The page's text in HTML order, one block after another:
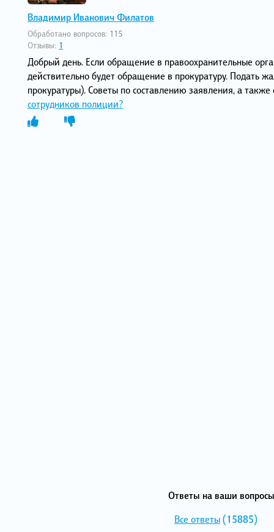
Владимир Иванович Филатов
Обработано вопросов: 115
Отзывы: 1
Добрый день. Если обращение в правоохранительные
действительно будет обращение в прокуратуру. Подать
прокуратуры). Советы по составлению заявления, а
сотрудников полиции?
Ответы на ваши
Все ответы(15885)